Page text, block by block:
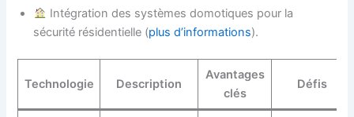
Intégration des systèmes domotiques pour la
sécurité résidentielle (plus d’informations).
Technologie Description
Avantages
clés
Défis